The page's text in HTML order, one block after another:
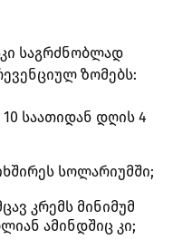
საგრძნობლად
ზომებს:
საათიდან დღის 4
სოლარიუმში;
კრემს მინიმუმ
ამინდშიც კი;